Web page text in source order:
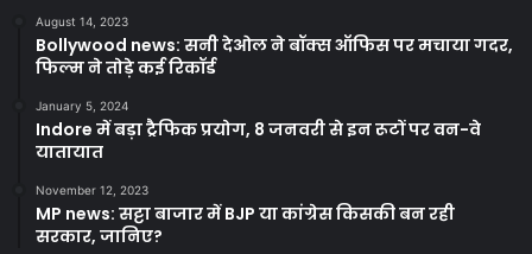
August 14, 2023
Bollywood news: सनी देओल ने बॉक्स ऑफिस पर मचाया गदर,
फिल्म ने तोड़े कई रिकॉर्ड
January 5, 2024
Indore में बड़ा ट्रैफिक प्रयोग, 8 जनवरी से इन रूटों पर वन-वे
यातायात
November 12, 2023
MP news: सट्टा बाजार में BJP या कांग्रेस किसकी बन रही
सरकार, जानिए?